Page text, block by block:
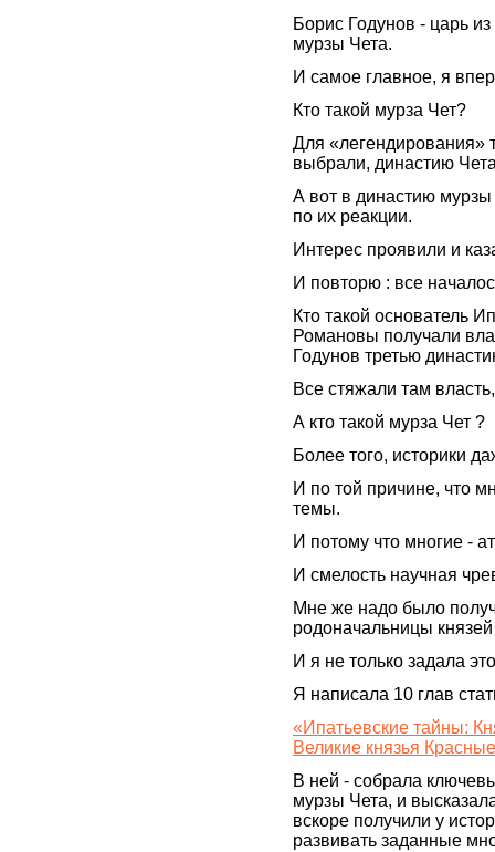
Борис Годунов - царь из
мурзы Чета.
И самое главное, я
Кто такой мурза Чет?
Для «легендирования»
выбрали, династию
А вот в династию мурзы
по их реакции.
Интерес проявили и
И повторю : все
Кто такой основатель
Романовы получали
Годунов третью
Все стяжали там
А кто такой мурза Чет ?
Более того, историки
И по той причине, что
темы.
И потому что многие -
И смелость научная
Мне же надо было
родоначальницы
И я не только задала
Я написала 10 глав
«Ипатьевские тайны:
Великие князья
В ней - собрала
мурзы Чета, и
вскоре получили у
развивать заданные